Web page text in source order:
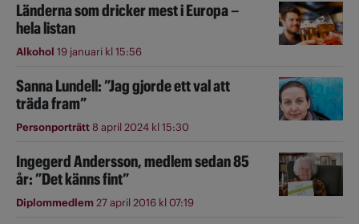
Länderna som dricker mest i Europa –
hela listan
Alkohol 19 januari kl 15:56
Sanna Lundell: ”Jag gjorde ett val att
träda fram”
Personporträtt8 april 2024 kl 15:30
Ingegerd Andersson, medlem sedan 85
år: ”Det känns fint”
Diplommedlem27 april 2016 kl 07:19